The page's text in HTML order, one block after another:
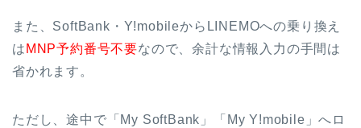
また、SoftBank・Y!mobileからLINEMOへの乗り換え
は MNP予約番号不要なので、余計な情報入力の手間は
省かれます。
ただし、途中で「My SoftBank」「My Y!mobile」へロ